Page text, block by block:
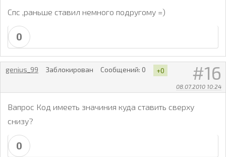
Cпс ,раньше ставил немного подругому =)
0
16
08.07.2010 10:24
genius_99 Заблокирован Сообщений: 0 +0
Вапрос Код имееть значиния куда ставить сверху
снизу?
0